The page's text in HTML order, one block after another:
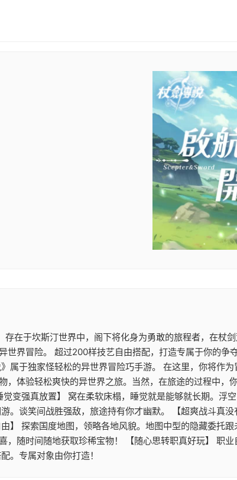
在于坎斯汀世界中，阁下将化身为勇敢的旅程者，在杖
世界冒险。 超过200样技艺自由搭配，打造专属于你的争
属于独家怪轻松的异世界冒险巧手游。 在这里，你将作
，体验轻松爽快的异世界之旅。当然，在旅途的过程中，
变强真放置】 窝在柔软床榻，睡觉就是能够就长期。浮
。谈笑间战胜强敌，旅途持有你才幽默。 【超爽战斗真
】 探索国度地图，领略各地风貌。地图中型的隐藏委托
，随时间随地获取珍稀宝物！ 【随心思转职真好玩】 职
。专属对象由你打造！